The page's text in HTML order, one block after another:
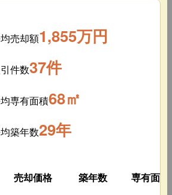
売却額1,855万円
件数37件
専有面積68㎡
築年数29年
売却価格 築年数 専有面積